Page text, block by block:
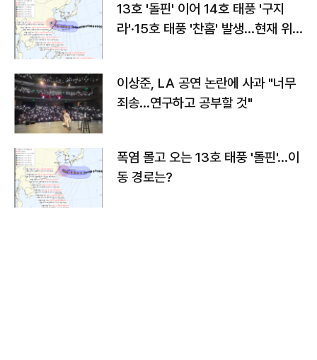
13호 '돌핀' 이어 14호 태풍 '구지
라'·15호 태풍 '찬홈' 발생…현재 위
이상준, LA 공연 논란에 사과 "너무
죄송…연구하고 공부할 것"
폭염 몰고 오는 13호 태풍 '돌핀'…이
동 경로는?